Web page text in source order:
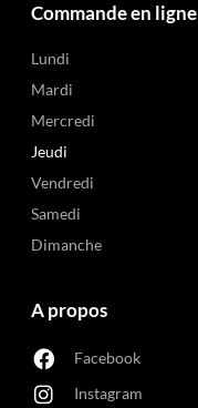
Commande en ligne
Lundi
Mardi
Mercredi
Jeudi
Vendredi
Samedi
Dimanche
A propos
Facebook
Instagram